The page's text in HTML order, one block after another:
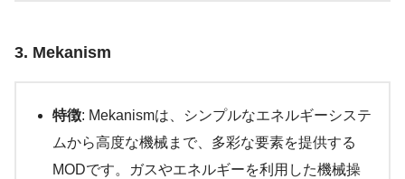
3. Mekanism
特徴: Mekanismは、シンプルなエネルギーシステ
ムから高度な機械まで、多彩な要素を提供する
MODです。ガスやエネルギーを利用した機械操